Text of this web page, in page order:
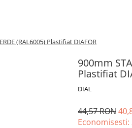
(RAL6005) Plastifiat DIAFOR
900mm
Plastifiat
DIAL
44,57 RON
Economisesti: